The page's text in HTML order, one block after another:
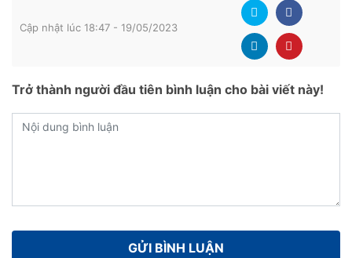
Cập nhật lúc 18:47 - 19/05/2023
Trở thành người đầu tiên bình luận cho bài viết này!